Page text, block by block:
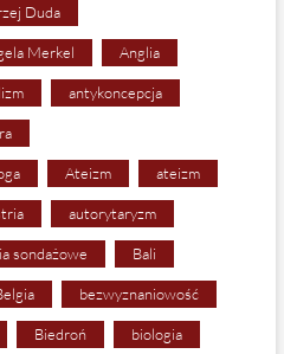
Duda
Merkel Anglia
antykoncepcja
Ateizm ateizm
autorytaryzm
sondażowe Bali
bezwyznaniowość
Biedroń biologia